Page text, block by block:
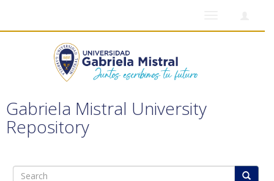
Gabriela Mistral University
Repository